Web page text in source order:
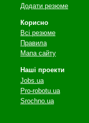
Додати резюме
Корисно
Всі резюме
Правила
Мапа сайту
Наші проекти
Jobs.ua
Pro-robotu.ua
Srochno.ua